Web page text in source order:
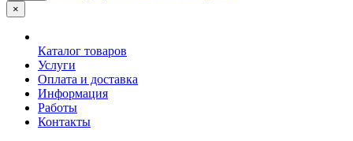
×
Каталог товаров
Услуги
Оплата и доставка
Информация
Работы
Контакты